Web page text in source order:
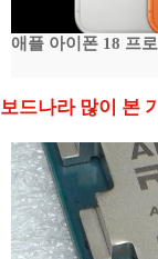
애플 아이폰 18 프
보드나라 많이 본